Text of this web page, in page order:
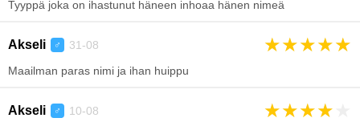
Tyyppä joka on ihastunut häneen inhoaa hänen nimeä
Akseli ♂ 31-08 ★★★★★
Maailman paras nimi ja ihan huippu
Akseli ♂ 10-08 ★★★★